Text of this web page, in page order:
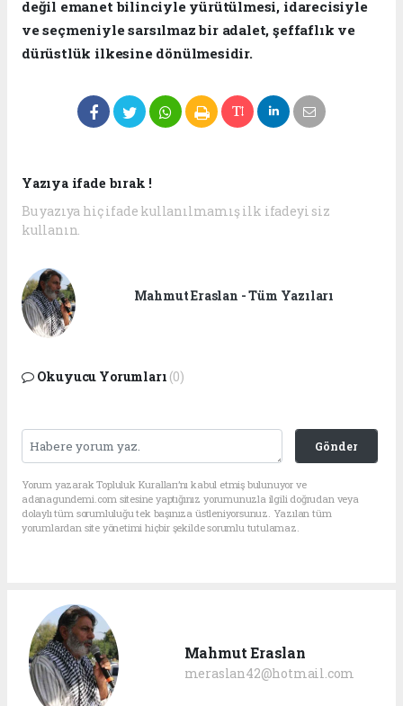
değil emanet bilinciyle yürütülmesi, idarecisiyle
ve seçmeniyle sarsılmaz bir adalet, şeffaflık ve
dürüstlük ilkesine dönülmesidir.
Yazıya ifade bırak !
Bu yazıya hiç ifade kullanılmamış ilk ifadeyi siz
kullanın.
Mahmut Eraslan - Tüm Yazıları
Okuyucu Yorumları (0)
Gönder
Yorum yazarak Topluluk Kuralları’nı kabul etmiş bulunuyor ve
adanagundemi.com sitesine yaptığınız yorumunuzla ilgili doğrudan veya
dolaylı tüm sorumluluğu tek başınıza üstleniyorsunuz. Yazılan tüm
yorumlardan site yönetimi hiçbir şekilde sorumlu tutulamaz.
Mahmut Eraslan
meraslan42@hotmail.com